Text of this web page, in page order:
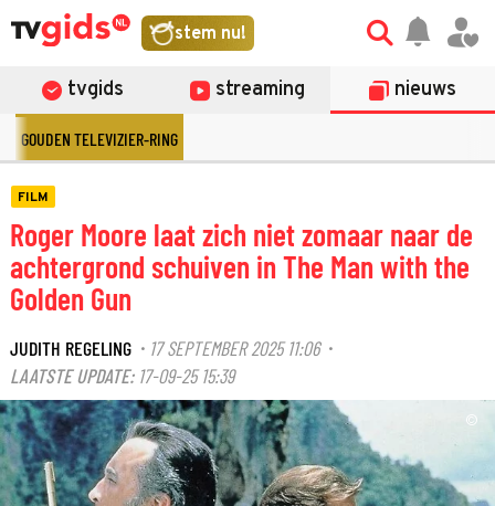
stem nu!
tvgids streaming nieuws
GOUDEN TELEVIZIER-RING
FILM
Roger Moore laat zich niet zomaar naar de
achtergrond schuiven in The Man with the
Golden Gun
JUDITH REGELING · 17 SEPTEMBER 2025 11:06·
LAATSTE UPDATE: 17-09-25 15:39
©